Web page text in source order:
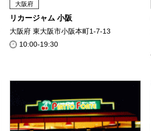
大阪府
リカージャム 小阪
大阪府 東大阪市小阪本町1-7-13
10:00-19:30